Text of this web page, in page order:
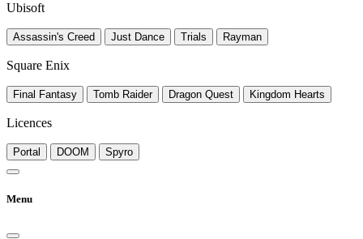
Ubisoft
Assassin's Creed Just Dance Trials Rayman
Square Enix
Final Fantasy Tomb Raider Dragon Quest Kingdom Hearts
Licences
Portal DOOM Spyro
Menu